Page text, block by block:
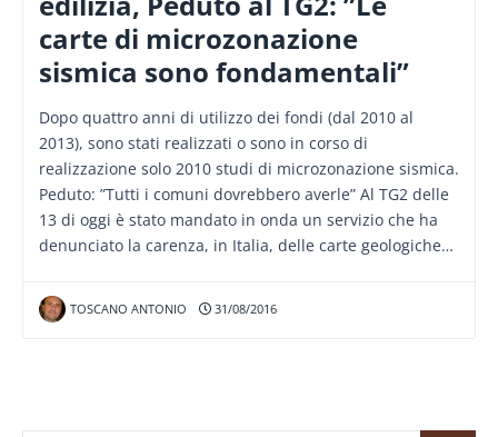
carte di microzonazione
sismica sono fondamentali”
Dopo quattro anni di utilizzo dei fondi (dal 2010 al
2013), sono stati realizzati o sono in corso di
realizzazione solo 2010 studi di microzonazione sismica.
Peduto: ”Tutti i comuni dovrebbero averle” Al TG2 delle
13 di oggi è stato mandato in onda un servizio che ha
denunciato la carenza, in Italia, delle carte geologiche…
TOSCANO ANTONIO 31/08/2016